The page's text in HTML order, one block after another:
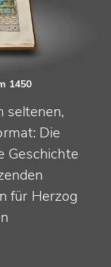
1450
seltenen,
Die
Geschichte
für Herzog